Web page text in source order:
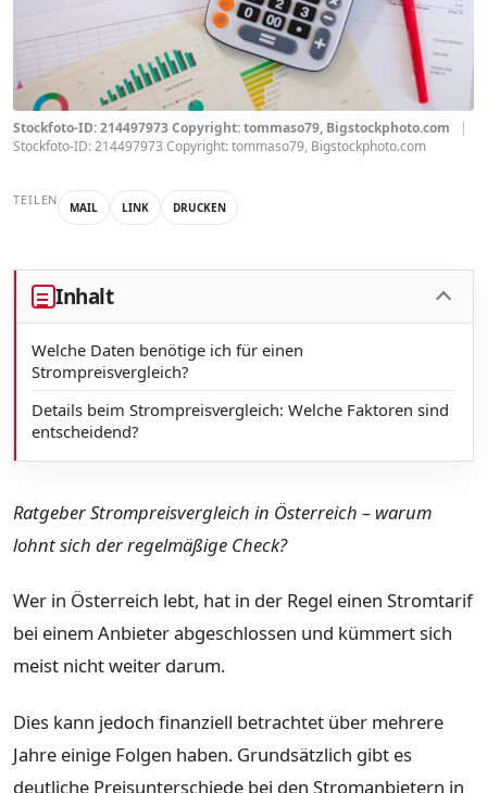
Stockfoto-ID: 214497973 Copyright: tommaso79, Bigstockphoto.com
|
Stockfoto-ID: 214497973 Copyright: tommaso79, Bigstockphoto.com
TEILEN MAIL LINK DRUCKEN
Inhalt
Welche Daten benötige ich für einen
Strompreisvergleich?
Details beim Strompreisvergleich: Welche Faktoren sind
entscheidend?
Ratgeber Strompreisvergleich in Österreich – warum
lohnt sich der regelmäßige Check?
Wer in Österreich lebt, hat in der Regel einen Stromtarif
bei einem Anbieter abgeschlossen und kümmert sich
meist nicht weiter darum.
Dies kann jedoch finanziell betrachtet über mehrere
Jahre einige Folgen haben. Grundsätzlich gibt es
deutliche Preisunterschiede bei den Stromanbietern in